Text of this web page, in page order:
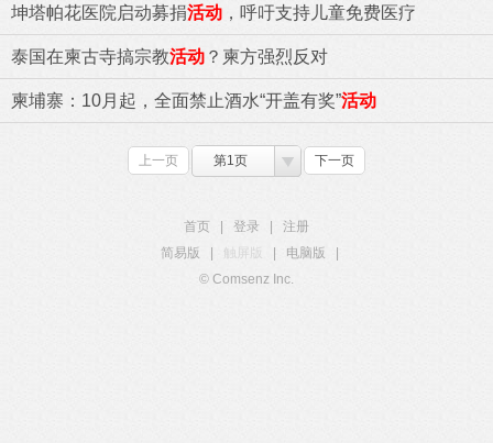
坤塔帕花医院启动募捐活动 ，呼吁支持儿童免费医疗
泰国在柬古寺搞宗教活动 ？柬方强烈反对
柬埔寨：10月起，全面禁止酒水“开盖有奖”活动
上一页 第1页 下一页
首页 登录
注册
简易版
触屏版 电脑版
© Comsenz Inc.